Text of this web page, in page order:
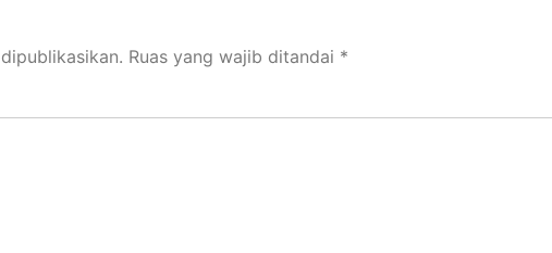
Ruas yang wajib ditandai *